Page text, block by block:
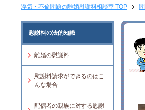
浮気・不倫問題の離婚慰謝料相談室 TOP
慰謝料の法的知識
離婚の慰謝料
慰謝料請求ができるのはこ
んな場合
配偶者の親族に対する慰謝